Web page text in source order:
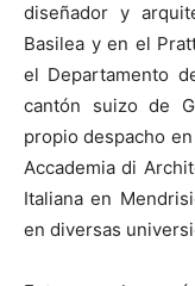
diseñador y
Basilea y en el
el Departamento
cantón suizo de
propio despacho
Accademia di
Italiana en
en diversas